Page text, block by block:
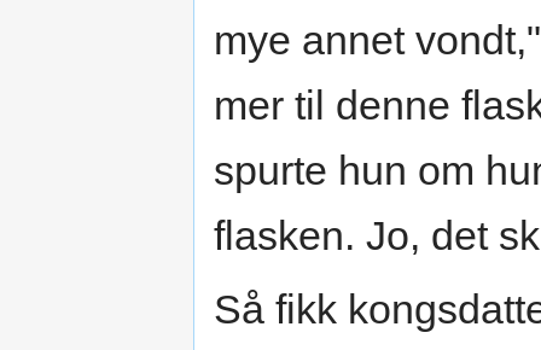
mye annet
mer til denne
spurte hun om
flasken. Jo, det
Så fikk